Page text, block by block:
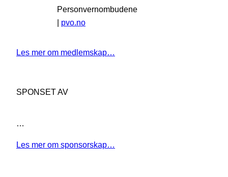
Personvernombudene
| pvo.no
Les mer om medlemskap…
SPONSET AV
…
Les mer om sponsorskap…